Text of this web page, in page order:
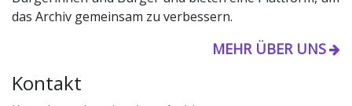
das Archiv gemeinsam zu verbessern.
MEHR ÜBER UNS
Kontakt